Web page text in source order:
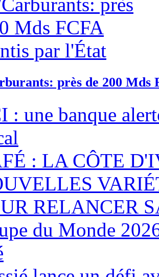
près de 200 Mds
: une banque
: LA CÔTE
RELANCER
du Monde